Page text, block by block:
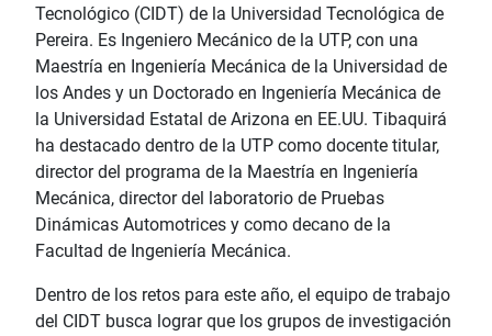
Tecnológico (CIDT) de la Universidad Tecnológica de
Pereira. Es Ingeniero Mecánico de la UTP, con una
Maestría en Ingeniería Mecánica de la Universidad de
los Andes y un Doctorado en Ingeniería Mecánica de
la Universidad Estatal de Arizona en EE.UU. Tibaquirá
ha destacado dentro de la UTP como docente titular,
director del programa de la Maestría en Ingeniería
Mecánica, director del laboratorio de Pruebas
Dinámicas Automotrices y como decano de la
Facultad de Ingeniería Mecánica.
Dentro de los retos para este año, el equipo de trabajo
del CIDT busca lograr que los grupos de investigación